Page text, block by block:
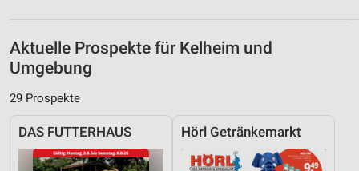
Aktuelle Prospekte für Kelheim und
Umgebung
29 Prospekte
DAS FUTTERHAUS Hörl Getränkemarkt